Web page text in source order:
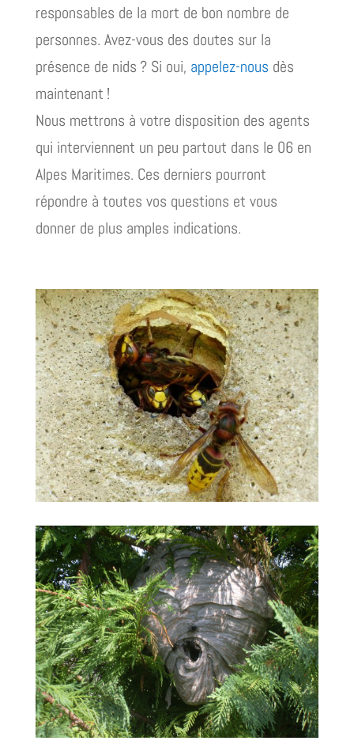
responsables de la mort de bon nombre de
personnes. Avez-vous des doutes sur la
présence de nids ? Si oui, appelez-nous dès
maintenant !
Nous mettrons à votre disposition des agents
qui interviennent un peu partout dans le 06 en
Alpes Maritimes. Ces derniers pourront
répondre à toutes vos questions et vous
donner de plus amples indications.